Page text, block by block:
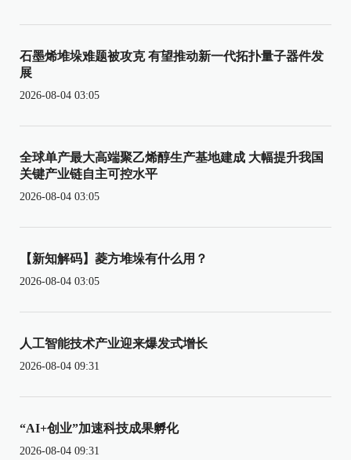
石墨烯堆垛难题被攻克 有望推动新一代拓扑量子器件发
展
2026-08-04 03:05
全球单产最大高端聚乙烯醇生产基地建成 大幅提升我国
关键产业链自主可控水平
2026-08-04 03:05
【新知解码】菱方堆垛有什么用？
2026-08-04 03:05
人工智能技术产业迎来爆发式增长
2026-08-04 09:31
“AI+创业”加速科技成果孵化
2026-08-04 09:31